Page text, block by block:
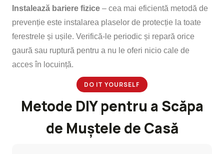
Instalează bariere fizice – cea mai eficientă metodă de
prevenție este instalarea plaselor de protecție la toate
ferestrele și ușile. Verifică-le periodic și repară orice
gaură sau ruptură pentru a nu le oferi nicio cale de
acces în locuință.
DO IT YOURSELF
Metode DIY pentru a Scăpa
de Muștele de Casă